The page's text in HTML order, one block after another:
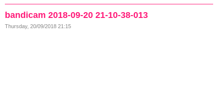
bandicam 2018-09-20 21-10-38-013
Thursday, 20/09/2018 21:15